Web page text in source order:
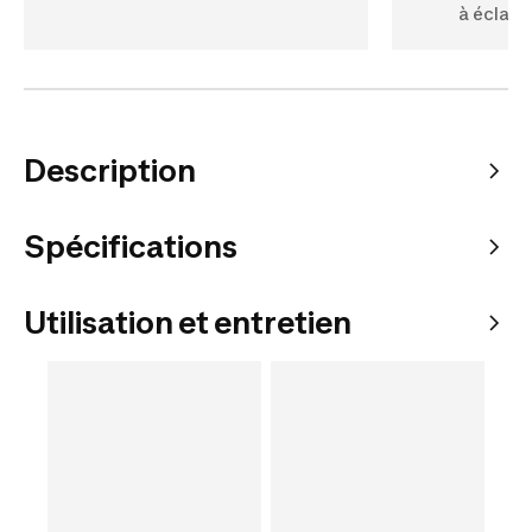
à
Description
Spécifications
Utilisation et entretien